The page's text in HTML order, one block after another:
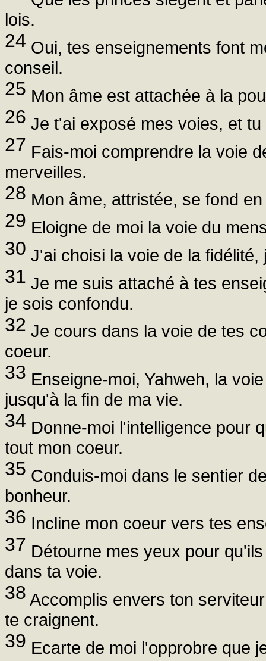
lois.
24 Oui, tes enseignements font
conseil.
25 Mon âme est attachée à la
26 Je t'ai exposé mes voies, et
27 Fais-moi comprendre la voie
merveilles.
28 Mon âme, attristée, se fond
29 Eloigne de moi la voie du
30 J'ai choisi la voie de la
31 Je me suis attaché à tes
je sois confondu.
32 Je cours dans la voie de tes
coeur.
33 Enseigne-moi, Yahweh, la
jusqu'à la fin de ma vie.
34 Donne-moi l'intelligence pour
tout mon coeur.
35 Conduis-moi dans le sentier
bonheur.
36 Incline mon coeur vers tes
37 Détourne mes yeux pour
dans ta voie.
38 Accomplis envers ton
te craignent.
39 Ecarte de moi l'opprobre que